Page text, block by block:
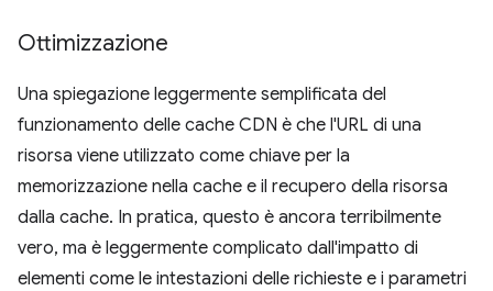
Ottimizzazione
Una spiegazione leggermente semplificata del
funzionamento delle cache CDN è che l'URL di una
risorsa viene utilizzato come chiave per la
memorizzazione nella cache e il recupero della risorsa
dalla cache. In pratica, questo è ancora terribilmente
vero, ma è leggermente complicato dall'impatto di
elementi come le intestazioni delle richieste e i parametri